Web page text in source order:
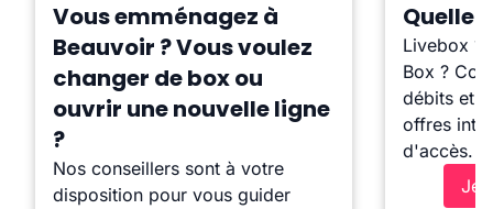
Vous emménagez à
Beauvoir ? Vous voulez
changer de box ou
ouvrir une nouvelle ligne
?
Nos conseillers sont à votre
disposition pour vous guider
Quelle
Livebox ?
Box ?
débits et
offres
d'accès.
Je